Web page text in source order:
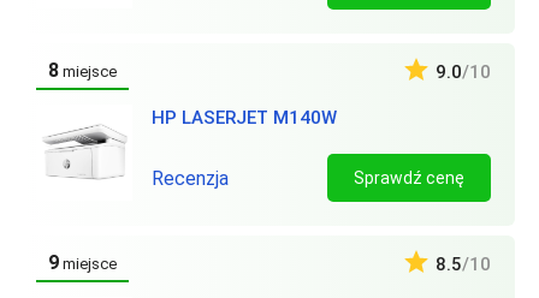
8 miejsce
HP LASERJET M140W
9.0/10
Recenzja Sprawdź cenę
9 miejsce 8.5/10